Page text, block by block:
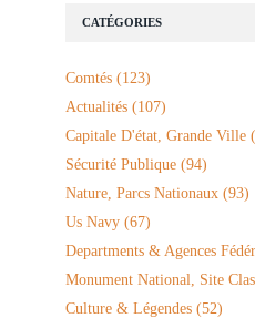
CATÉGORIES
Comtés (123)
Actualités (107)
Capitale D'état, Grande Ville
Sécurité Publique (94)
Nature, Parcs Nationaux (93)
Us Navy (67)
Departments & Agences
Monument National, Site
Culture & Légendes (52)